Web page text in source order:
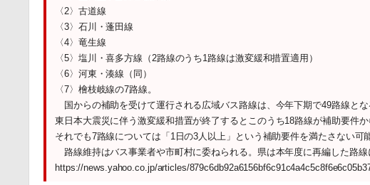
〈2〉古道線
〈3〉石川・蓬田線
〈4〉竜生線
〈5〉塩川・喜多方線（2路線のうち1路線は激変緩和措置適用）
〈6〉河東・湊線（同）
〈7〉檜枝岐線の7路線。
国からの補助を受けて運行される広域バス路線は、今年下期で49路線とな
東日本大震災に伴う激変緩和措置が終了するとこのうち18路線が補助要件
それでも7路線については「1日の3人以上」という補助要件を満たさない可
路線維持はバス事業者や市町村に委ねられる。県は本年度に再編した路線
https://news.yahoo.co.jp/articles/